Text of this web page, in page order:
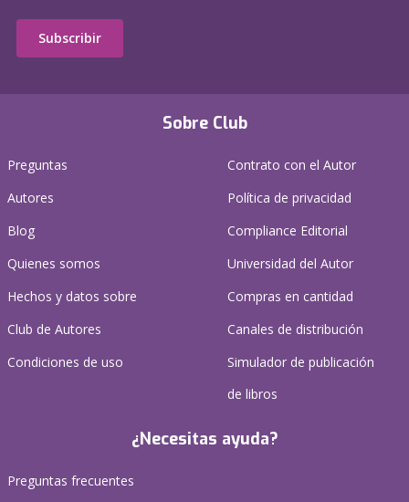
Sobre Club
Preguntas
Autores
Blog
Quienes somos
Hechos y datos sobre
Club de Autores
Condiciones de uso
Contrato con el Autor
Política de privacidad
Compliance Editorial
Universidad del Autor
Compras en cantidad
Canales de distribución
Simulador de publicación
de libros
¿Necesitas ayuda?
Preguntas frecuentes
Subscribir